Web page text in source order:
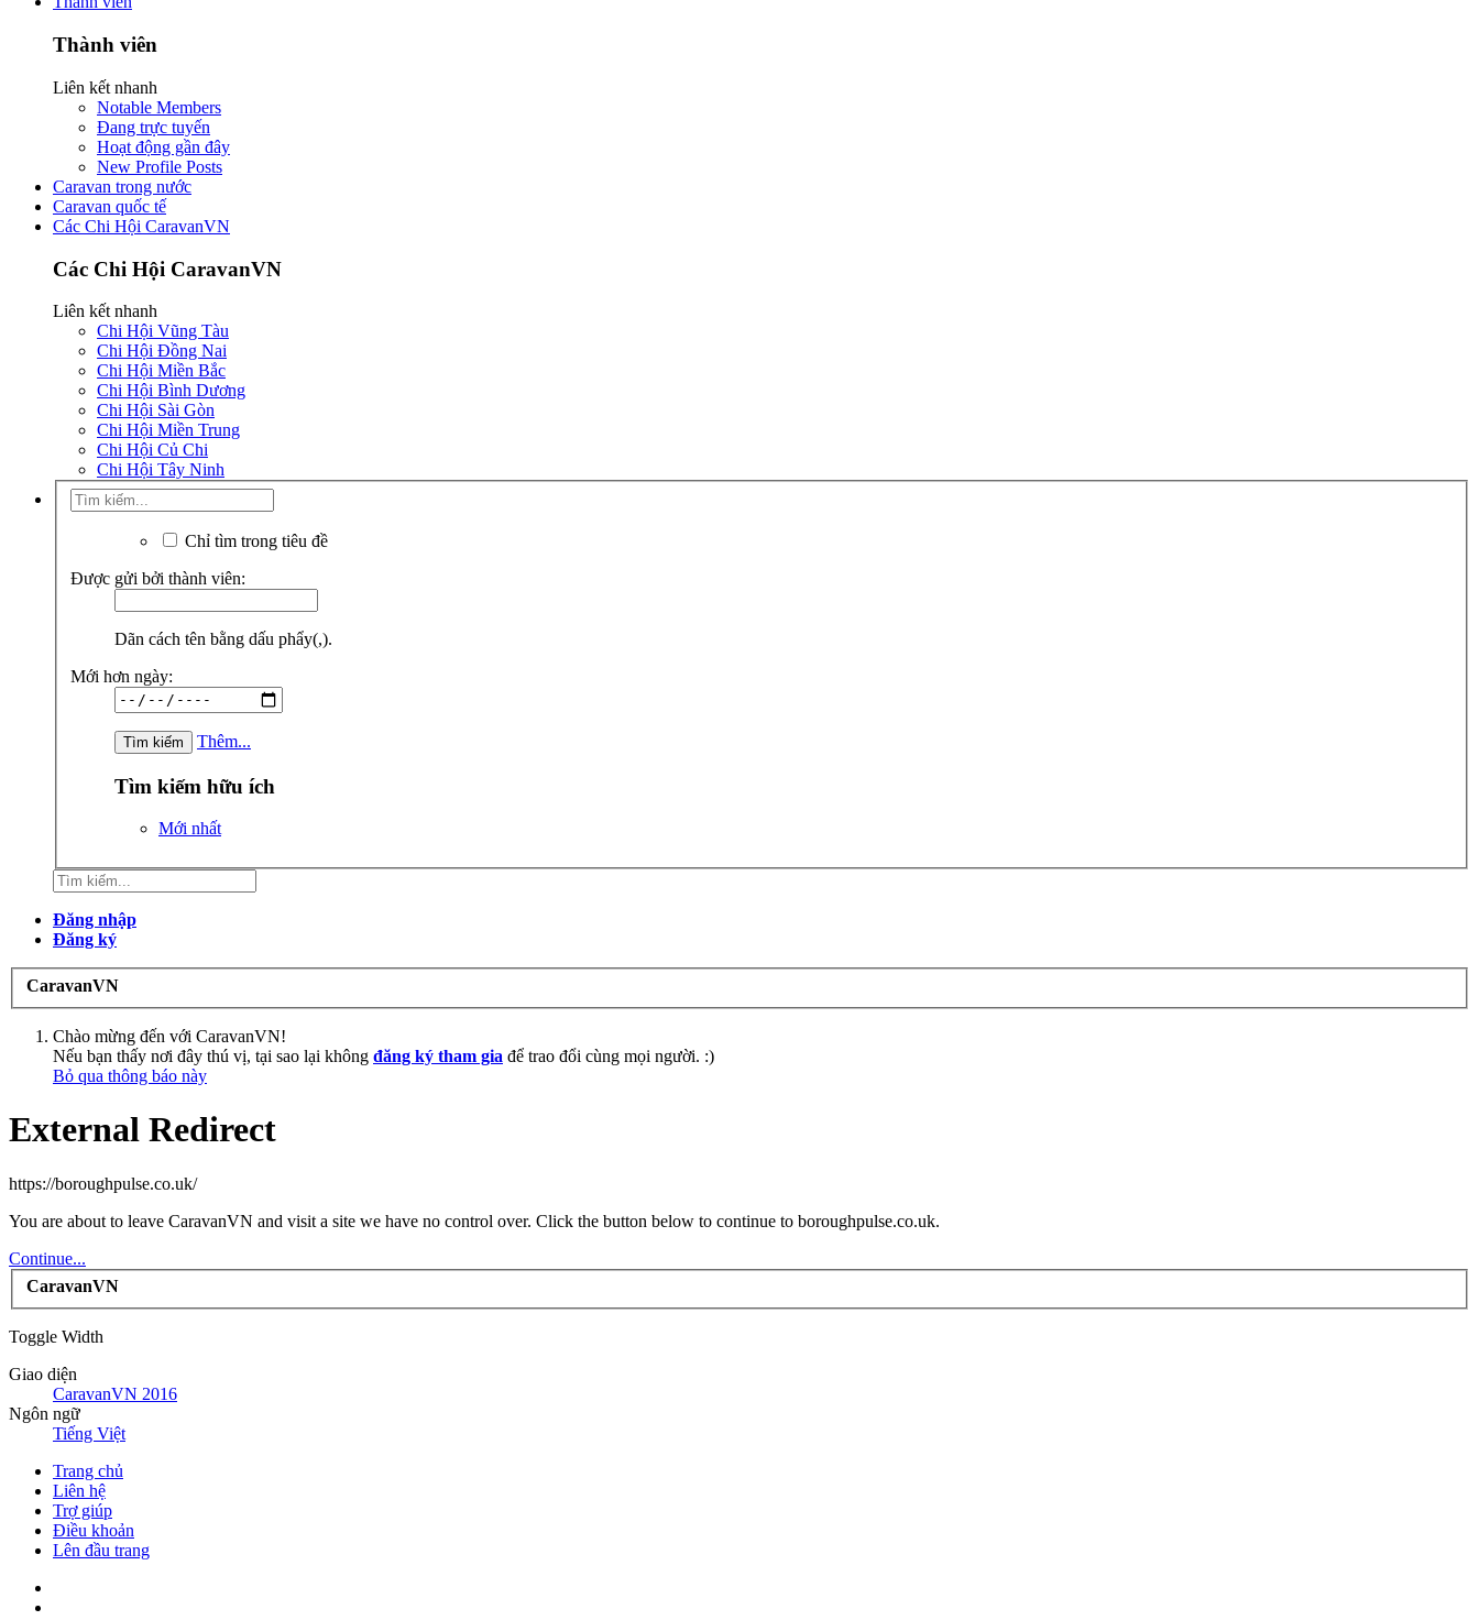
Thành viên
Liên kết nhanh
Notable Members
Đang trực tuyến
Hoạt động gần đây
New Profile Posts
Caravan trong nước
Caravan quốc tế
Các Chi Hội CaravanVN
Các Chi Hội CaravanVN
Liên kết nhanh
Chi Hội Vũng Tàu
Chi Hội Đồng Nai
Chi Hội Miền Bắc
Chi Hội Bình Dương
Chi Hội Sài Gòn
Chi Hội Miền Trung
Chi Hội Củ Chi
Chi Hội Tây Ninh
Chỉ tìm trong tiêu đề
Được gửi bởi thành viên:
Dãn cách tên bằng dấu phẩy(,).
Mới hơn ngày:
Thêm...
Tìm kiếm hữu ích
Mới nhất
Đăng nhập
Đăng ký
CaravanVN
Chào mừng đến với CaravanVN!
Nếu bạn thấy nơi đây thú vị, tại sao lại không đăng ký tham gia để trao đổi cùng mọi người. :)
Bỏ qua thông báo này
External Redirect
https://boroughpulse.co.uk/
You are about to leave CaravanVN and visit a site we have no control over. Click the button below to continue to boroughpulse.co.uk.
Continue...
CaravanVN
Toggle Width
Giao diện
CaravanVN 2016
Ngôn ngữ
Tiếng Việt
Trang chủ
Liên hệ
Trợ giúp
Điều khoản
Lên đầu trang